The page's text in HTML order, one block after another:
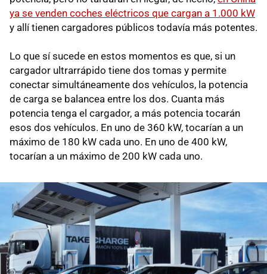
ya se venden coches eléctricos que cargan a 1.000 kW
y allí tienen cargadores públicos todavía más potentes.
Lo que sí sucede en estos momentos es que, si un
cargador ultrarrápido tiene dos tomas y permite
conectar simultáneamente dos vehículos, la potencia
de carga se balancea entre los dos. Cuanta más
potencia tenga el cargador, a más potencia tocarán
esos dos vehículos. En uno de 360 kW, tocarían a un
máximo de 180 kW cada uno. En uno de 400 kW,
tocarían a un máximo de 200 kW cada uno.